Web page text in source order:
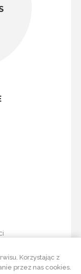
Korzystając z
przez nas cookies.